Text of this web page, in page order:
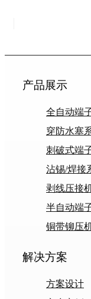
产品展示
全自动端
穿防水塞
刺破式端
沾锡/焊接
剥线压接
半自动端
铜带铆压
解决方案
方案设计